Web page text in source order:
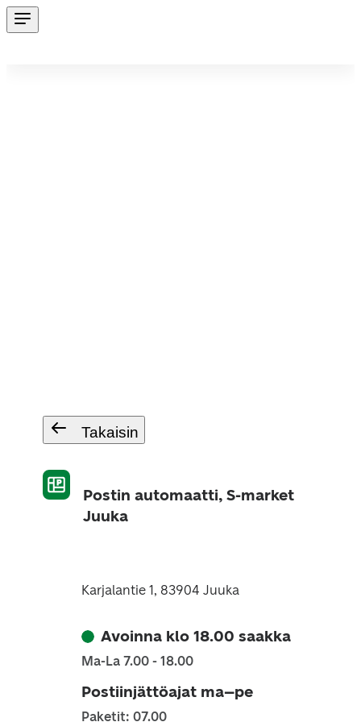
Takaisin
Postin automaatti, S-market
Juuka
Karjalantie 1, 83904 Juuka
Avoinna klo 18.00 saakka
Ma-La 7.00 - 18.00
Postiinjättöajat ma–pe
Paketit: 07.00